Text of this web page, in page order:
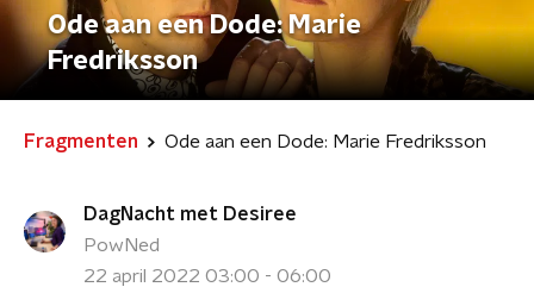
Ode aan een Dode: Marie
Fredriksson
Fragmenten Ode aan een Dode: Marie Fredriksson
DagNacht met Desiree
PowNed
22 april 2022 03:00 - 06:00